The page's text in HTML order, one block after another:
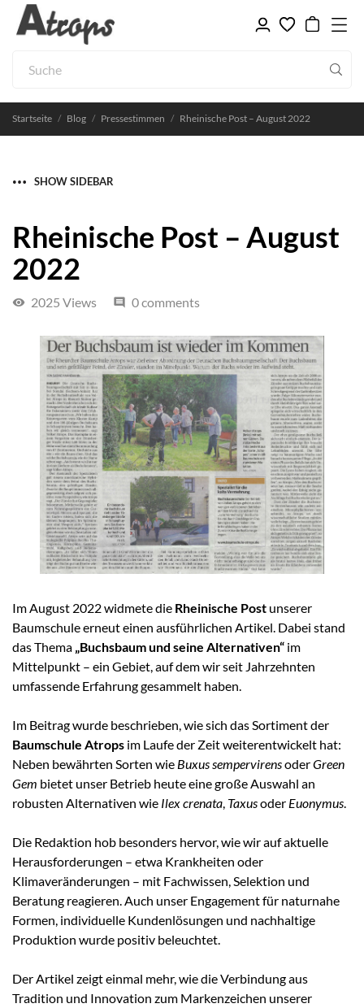
Startseite Blog Pressestimmen Rheinische Post – August 2022
SHOW SIDEBAR
Rheinische Post – August
2022
visibility 2025 Views comment 0 comments
Im August 2022 widmete die Rheinische Post unserer
Baumschule erneut einen ausführlichen Artikel. Dabei stand
das Thema „Buchsbaum und seine Alternativen“ im
Mittelpunkt – ein Gebiet, auf dem wir seit Jahrzehnten
umfassende Erfahrung gesammelt haben.
Im Beitrag wurde beschrieben, wie sich das Sortiment der
Baumschule Atrops im Laufe der Zeit weiterentwickelt hat:
Neben bewährten Sorten wie Buxus sempervirensoderGreen
Gem bietet unser Betrieb heute eine große Auswahl an
robusten Alternativen wie Ilex crenata, Taxusoder Euonymus.
Die Redaktion hob besonders hervor, wie wir auf aktuelle
Herausforderungen – etwa Krankheiten oder
Klimaveränderungen – mit Fachwissen, Selektion und
Beratung reagieren. Auch unser Engagement für naturnahe
Formen, individuelle Kundenlösungen und nachhaltige
Produktion wurde positiv beleuchtet.
Der Artikel zeigt einmal mehr, wie die Verbindung aus
Tradition und Innovation zum Markenzeichen unserer